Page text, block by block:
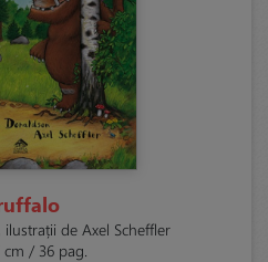
de Axel Scheffler
cm / 36 pag.